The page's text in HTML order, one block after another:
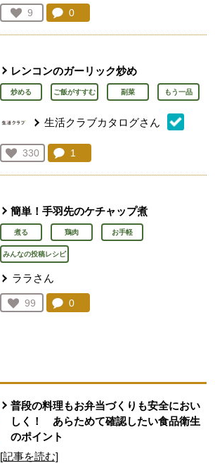
お気に入り登録：
9
人が登録
コメント：
0
レンコンのガーリック炒め
炒める ご飯がすすむ 副菜 もう一品
生活クラブカタログさん
お気に入り登録：
330
人が登録
コメント：
1
簡単！手羽先のケチャップ煮
煮る 鶏肉 お手軽
みんなの投稿レシピ
ララさん
お気に入り登録：
99
人が登録
コメント：
0
普段の料理もお弁当づくりも安全におい
しく！ あらためて確認したい食品衛生
のポイント
[記事を読む]